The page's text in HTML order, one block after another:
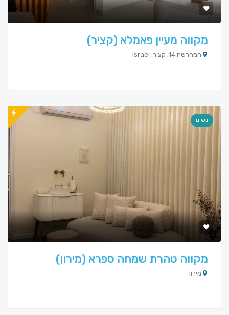
מקווה מעיין פאמלא (קציר)
המחרשה 14, קציר, Israel
נשים
מקווה טהרת שמחה ספרא (מירון)
מירון